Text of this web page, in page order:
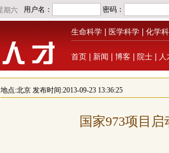
生命科学 医学科学 化学
首页 新闻 博客 院士 人
地点:北京发布时间:2013-09-23 13:36:25
国家973项目